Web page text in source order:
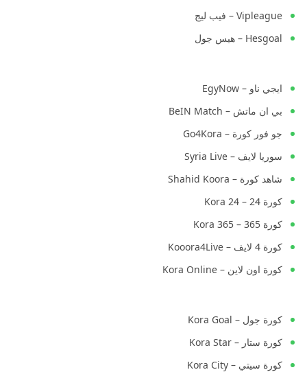
Vipleague – فيب ليج
Hesgoal – هيس جول
ايجي ناو – EgyNow
بي ان ماتش – BeIN Match
جو فور كورة – Go4Kora
سوريا لايف – Syria Live
شاهد كورة – Shahid Koora
كورة 24 – Kora 24
كورة 365 – Kora 365
كورة 4 لايف – Kooora4Live
كورة اون لاين – Kora Online
كورة جول – Kora Goal
كورة ستار – Kora Star
كورة سيتي – Kora City